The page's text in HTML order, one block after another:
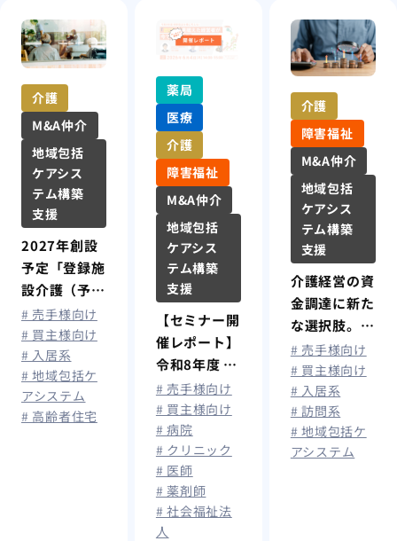
介護
M&A仲介
地域包括
ケアシス
テム構築
支援
2027年創設
予定「登録施
設介護（予
防）支援」と
は？住宅型有
料老人ホーム
の今後と影響
も解説
# 売手様向け
# 買主様向け
# 入居系
# 地域包括ケ
アシステム
# 高齢者住宅
薬局
医療
介護
障害福祉
M&A仲介
地域包括
ケアシス
テム構築
支援
【セミナー開
催レポート】
令和8年度 税
制改正を機に
考える！ 医
療・介護経営
者が今取り組
むべき「出
口」への備え
とは
# 売手様向け
# 買主様向け
# 病院
# クリニック
# 医師
# 薬剤師
# 社会福祉法
人
介護
障害福祉
M&A仲介
地域包括
ケアシス
テム構築
支援
介護経営の資
金調達に新た
な選択肢。
2026年5月施
行「企業価値
担保権」と
は？
# 売手様向け
# 買主様向け
# 入居系
# 訪問系
# 地域包括ケ
アシステム